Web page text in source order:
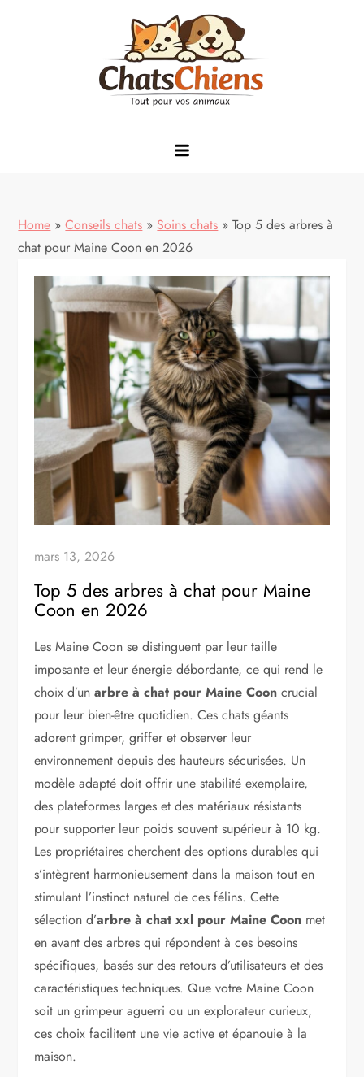
Home » Conseils chats » Soins chats » Top 5 des arbres à
chat pour Maine Coon en 2026
mars 13, 2026
Top 5 des arbres à chat pour Maine
Coon en 2026
Les Maine Coon se distinguent par leur taille
imposante et leur énergie débordante, ce qui rend le
choix d’unarbre à chat pour Maine Coon crucial
pour leur bien-être quotidien. Ces chats géants
adorent grimper, griffer et observer leur
environnement depuis des hauteurs sécurisées. Un
modèle adapté doit offrir une stabilité exemplaire,
des plateformes larges et des matériaux résistants
pour supporter leur poids souvent supérieur à 10 kg.
Les propriétaires cherchent des options durables qui
s’intègrent harmonieusement dans la maison tout en
stimulant l’instinct naturel de ces félins. Cette
sélection d’arbre à chat xxl pour Maine Coon met
en avant des arbres qui répondent à ces besoins
spécifiques, basés sur des retours d’utilisateurs et des
caractéristiques techniques. Que votre Maine Coon
soit un grimpeur aguerri ou un explorateur curieux,
ces choix facilitent une vie active et épanouie à la
maison.